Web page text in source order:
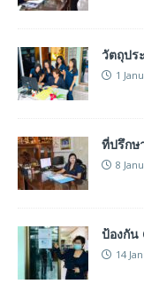
วัตถุปร
1
ที่ปรึก
8
ป้องกัน
14